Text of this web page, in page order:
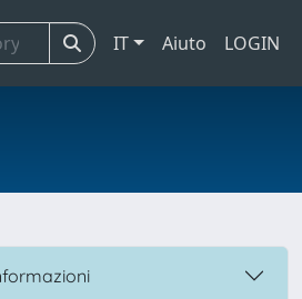
IT Aiuto LOGIN